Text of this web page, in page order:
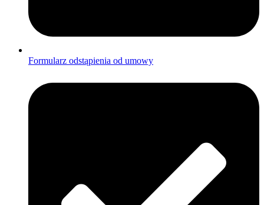
Formularz odstąpienia od umowy